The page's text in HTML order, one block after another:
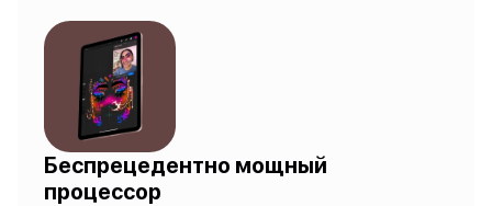
Беспрецедентно мощный
процессор